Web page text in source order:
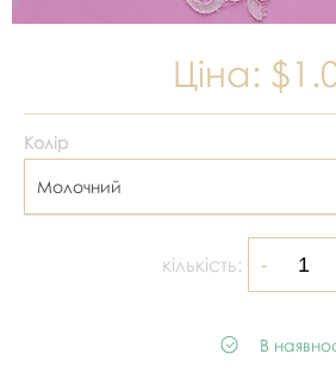
Ціна:
Колір
Молочний
кількість:
В